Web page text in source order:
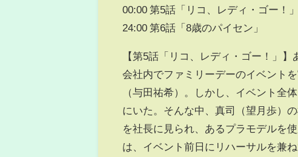
00:00 第5話「リコ、レディ・ゴー！」
24:00 第6話「8歳のパイセン」
【第5話「リコ、レディ・ゴー！」】
会社内でファミリーデーのイベント
（与田祐希）。しかし、イベント全
にいた。そんな中、真司（望月歩）
を社長に見られ、あるプラモデルを
は、イベント前日にリハーサルを兼